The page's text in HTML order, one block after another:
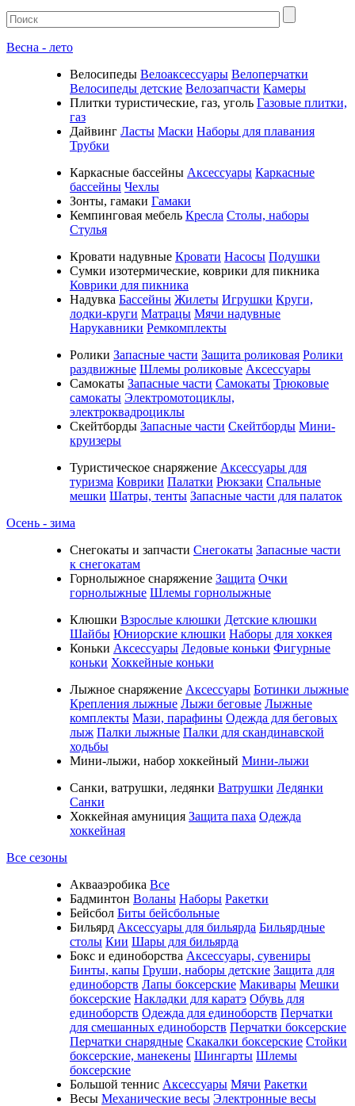
Весна - лето
Велосипеды Велоаксессуары Велоперчатки
Велосипеды детские Велозапчасти Камеры
Плитки туристические, газ, уголь Газовые плитки,
газ
Дайвинг Ласты Маски Наборы для плавания
Трубки
Каркасные бассейны Аксессуары Каркасные
бассейны Чехлы
Зонты, гамаки Гамаки
Кемпинговая мебель Кресла Столы, наборы
Стулья
Кровати надувные Кровати Насосы Подушки
Cумки изотермические, коврики для пикника
Коврики для пикника
Надувка Бассейны Жилеты Игрушки Круги,
лодки-круги Матрацы Мячи надувные
Нарукавники Ремкомплекты
Ролики Запасные части Защита роликовая Ролики
раздвижные Шлемы роликовые Аксессуары
Самокаты Запасные части Самокаты Трюковые
самокаты Электромотоциклы,
электроквадроциклы
Скейтборды Запасные части Скейтборды Мини-
круизеры
Туристическое снаряжение Аксессуары для
туризма Коврики Палатки Рюкзаки Спальные
мешки Шатры, тенты Запасные части для палаток
Осень - зима
Cнегокаты и запчасти Снегокаты Запасные части
к снегокатам
Горнолыжное снаряжение Защита Очки
горнолыжные Шлемы горнолыжные
Клюшки Взрослые клюшки Детские клюшки
Шайбы Юниорские клюшки Наборы для хоккея
Коньки Аксессуары Ледовые коньки Фигурные
коньки Хоккейные коньки
Лыжное снаряжение Аксессуары Ботинки лыжные
Крепления лыжные Лыжи беговые Лыжные
комплекты Мази, парафины Одежда для беговых
лыж Палки лыжные Палки для скандинавской
ходьбы
Мини-лыжи, набор хоккейный Мини-лыжи
Санки, ватрушки, ледянки Ватрушки Ледянки
Санки
Хоккейная амуниция Защита паха Одежда
хоккейная
Все сезоны
Аквааэробика Все
Бадминтон Воланы Наборы Ракетки
Бейсбол Биты бейсбольные
Бильярд Аксессуары для бильярда Бильярдные
столы Кии Шары для бильярда
Бокс и единоборства Аксессуары, сувениры
Бинты, капы Груши, наборы детские Защита для
единоборств Лапы боксерские Макивары Мешки
боксерские Накладки для каратэ Обувь для
единоборств Одежда для единоборств Перчатки
для смешанных единоборств Перчатки боксерские
Перчатки снарядные Скакалки боксерские Стойки
боксерские, манекены Шингарты Шлемы
боксерские
Большой теннис Аксессуары Мячи Ракетки
Весы Механические весы Электронные весы